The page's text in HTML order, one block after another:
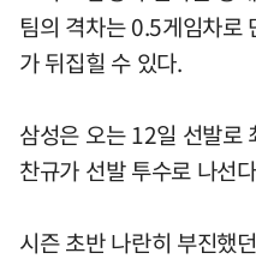
팀의 격차는 0.5게임차로
가 뒤집힐 수 있다.
삼성은 오는 12일 선발로
찬규가 선발 투수로 나선
시즌 초반 나란히 부진했